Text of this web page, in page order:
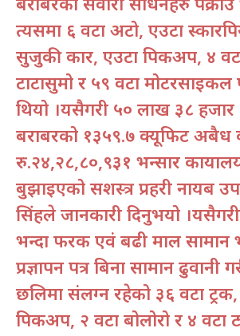
त्यसमा ६ वटा अटो, एउटा
सुजुकी कार, एउटा पिकअप, ४
टाटासुमो र ५९ वटा मोटरसाईकल
थियो ।यसैगरी ५० लाख ३८
बराबरको १३५९.७ क्यूफिट अबैध
रु.२४,२८,८०,९३१ भन्सार
बुझाइएको सशस्त्र प्रहरी नायब
सिंहले जानकारी दिनुभयो
भन्दा फरक एवं बढी माल सामान
प्रज्ञापन पत्र बिना सामान ढुवानी
छलिमा संलग्न रहेको ३६ वटा
पिकअप, २ वटा बोलोरो र ४ वटा